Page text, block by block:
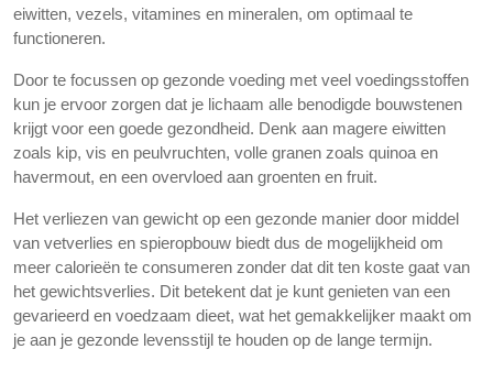
eiwitten, vezels, vitamines en mineralen, om optimaal te
functioneren.
Door te focussen op gezonde voeding met veel voedingsstoffen
kun je ervoor zorgen dat je lichaam alle benodigde bouwstenen
krijgt voor een goede gezondheid. Denk aan magere eiwitten
zoals kip, vis en peulvruchten, volle granen zoals quinoa en
havermout, en een overvloed aan groenten en fruit.
Het verliezen van gewicht op een gezonde manier door middel
van vetverlies en spieropbouw biedt dus de mogelijkheid om
meer calorieën te consumeren zonder dat dit ten koste gaat van
het gewichtsverlies. Dit betekent dat je kunt genieten van een
gevarieerd en voedzaam dieet, wat het gemakkelijker maakt om
je aan je gezonde levensstijl te houden op de lange termijn.